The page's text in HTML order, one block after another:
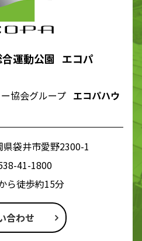
運動公園 エコパ
協会グループ エコパハウ
袋井市愛野2300-1
41-1800
ら徒歩約15分
合わせ